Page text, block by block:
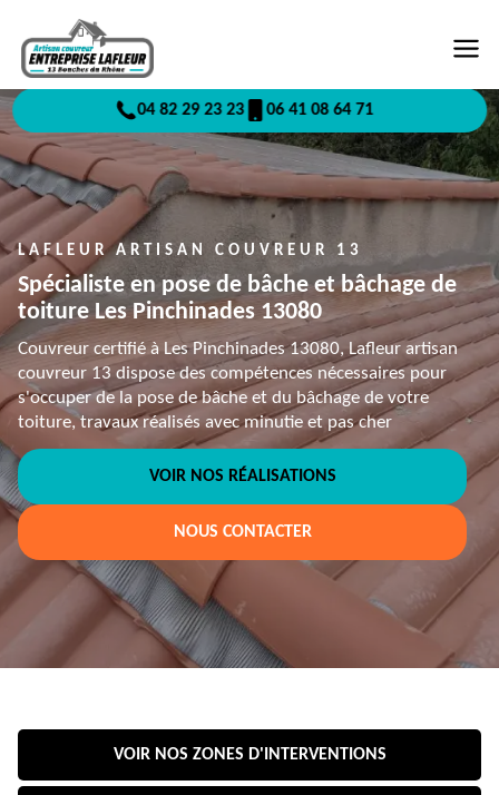
04 82 29 23 23 06 41 08 64 71
LAFLEUR ARTISAN COUVREUR 13
Spécialiste en pose de bâche et bâchage de
toiture Les Pinchinades 13080
Couvreur certifié à Les Pinchinades 13080, Lafleur artisan
couvreur 13 dispose des compétences nécessaires pour
s'occuper de la pose de bâche et du bâchage de votre
toiture, travaux réalisés avec minutie et pas cher
VOIR NOS RÉALISATIONS
NOUS CONTACTER
VOIR NOS ZONES D'INTERVENTIONS